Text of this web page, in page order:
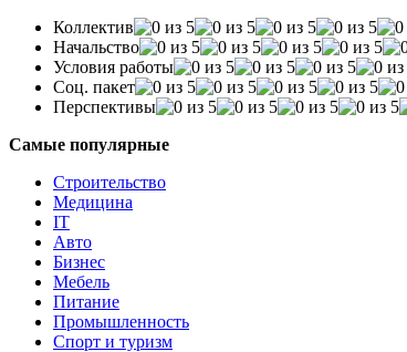
Коллектив
Начальство
Условия работы
Соц. пакет
Перспективы
Самые популярные
Строительство
Медицина
IT
Авто
Бизнес
Мебель
Питание
Промышленность
Спорт и туризм